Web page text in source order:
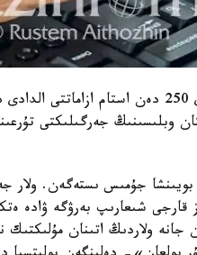
جۇمىس ىستەگەن. ولار
قارجى شىعارىپ بەرۋگە ۋادە
جانە ولاردىڭ اتىنان مۇلىكتىك